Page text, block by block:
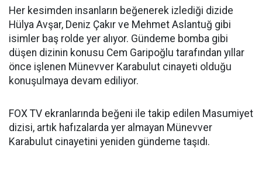
Her kesimden insanların beğenerek izlediği dizide
Hülya Avşar, Deniz Çakır ve Mehmet Aslantuğ gibi
isimler baş rolde yer alıyor. Gündeme bomba gibi
düşen dizinin konusu Cem Garipoğlu tarafından yıllar
önce işlenen Münevver Karabulut cinayeti olduğu
konuşulmaya devam ediliyor.
FOX TV ekranlarında beğeni ile takip edilen Masumiyet
dizisi, artık hafızalarda yer almayan Münevver
Karabulut cinayetini yeniden gündeme taşıdı.